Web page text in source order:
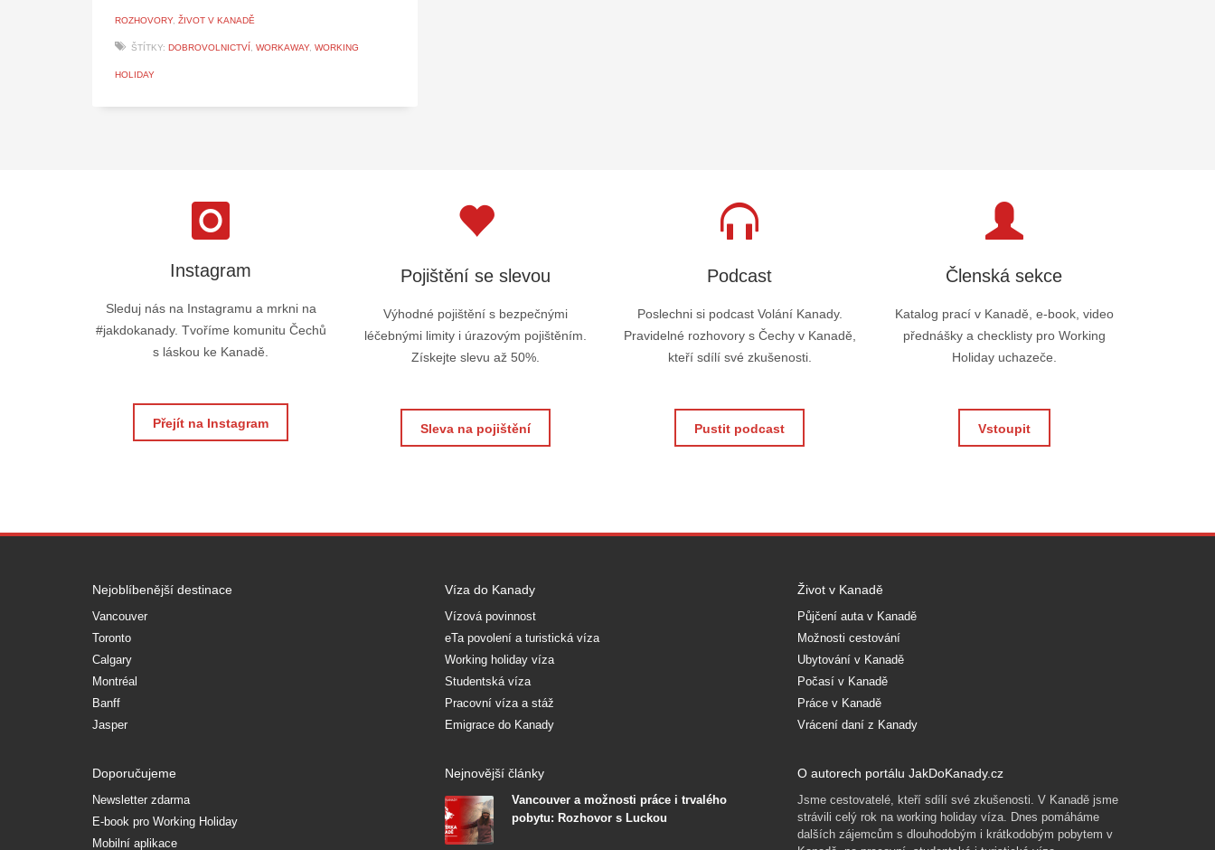
ROZHOVORY, ŽIVOT V KANADĚ
ŠTÍTKY: DOBROVOLNICTVÍ , WORKAWAY, WORKING
HOLIDAY
Instagram
Sleduj nás na Instagramu a mrkni na
#jakdokanady. Tvoříme komunitu Čechů
s láskou ke Kanadě.
Přejít na Instagram
Pojištění se slevou
Výhodné pojištění s bezpečnými
léčebnými limity i úrazovým pojištěním.
Získejte slevu až 50%.
Sleva na pojištění
Podcast
Poslechni si podcast Volání Kanady.
Pravidelné rozhovory s Čechy v Kanadě,
kteří sdílí své zkušenosti.
Pustit podcast
Členská sekce
Katalog prací v Kanadě, e-book, video
přednášky a checklisty pro Working
Holiday uchazeče.
Vstoupit
Nejoblíbenější destinace
Vancouver
Toronto
Calgary
Montréal
Banff
Jasper
Víza do Kanady
Vízová povinnost
eTa povolení a turistická víza
Working holiday víza
Studentská víza
Pracovní víza a stáž
Emigrace do Kanady
Život v Kanadě
Půjčení auta v Kanadě
Možnosti cestování
Ubytování v Kanadě
Počasí v Kanadě
Práce v Kanadě
Vrácení daní z Kanady
Doporučujeme
Newsletter zdarma
E-book pro Working Holiday
Mobilní aplikace
Nejnovější články
Vancouver a možnosti práce i trvalého
pobytu: Rozhovor s Luckou
O autorech portálu JakDoKanady.cz
Jsme cestovatelé, kteří sdílí své zkušenosti. V Kanadě jsme
strávili celý rok na working holiday víza. Dnes pomáháme
dalších zájemcům s dlouhodobým i krátkodobým pobytem v